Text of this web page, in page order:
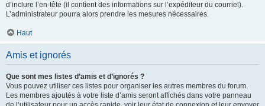
d’inclure l’en-tête (il contient des informations sur l’expéditeur du courriel).
L’administrateur pourra alors prendre les mesures nécessaires.
Haut
Amis et ignorés
Que sont mes listes d’amis et d’ignorés ?
Vous pouvez utiliser ces listes pour organiser les autres membres du forum.
Les membres ajoutés à votre liste d’amis seront affichés dans votre panneau